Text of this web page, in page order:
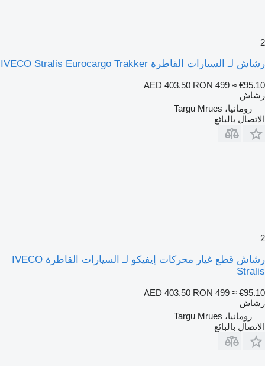
2
رشاش لـ السيارات القاطرة IVECO Stralis Eurocargo Trakker
AED 403.50 RON 499 ≈ €95.10
رشاش
رومانيا، Targu Mrues
الاتصال بالبائع
2
رشاش قطع غيار محركات إيفيكو لـ السيارات القاطرة IVECO
Stralis
AED 403.50 RON 499 ≈ €95.10
رشاش
رومانيا، Targu Mrues
الاتصال بالبائع